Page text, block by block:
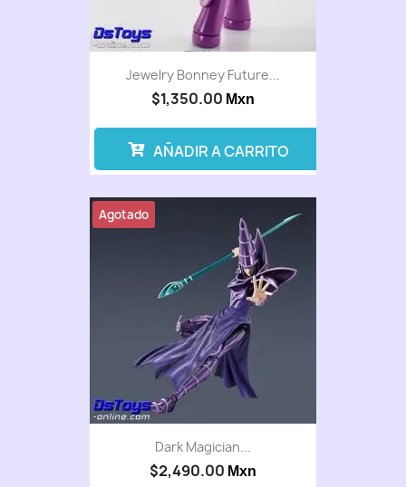
Jewelry Bonney Future...
$1,350.00 Mxn
AÑADIR A CARRITO
Dark Magician...
$2,490.00 Mxn
Agotado